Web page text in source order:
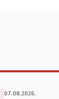
07.08.2026.